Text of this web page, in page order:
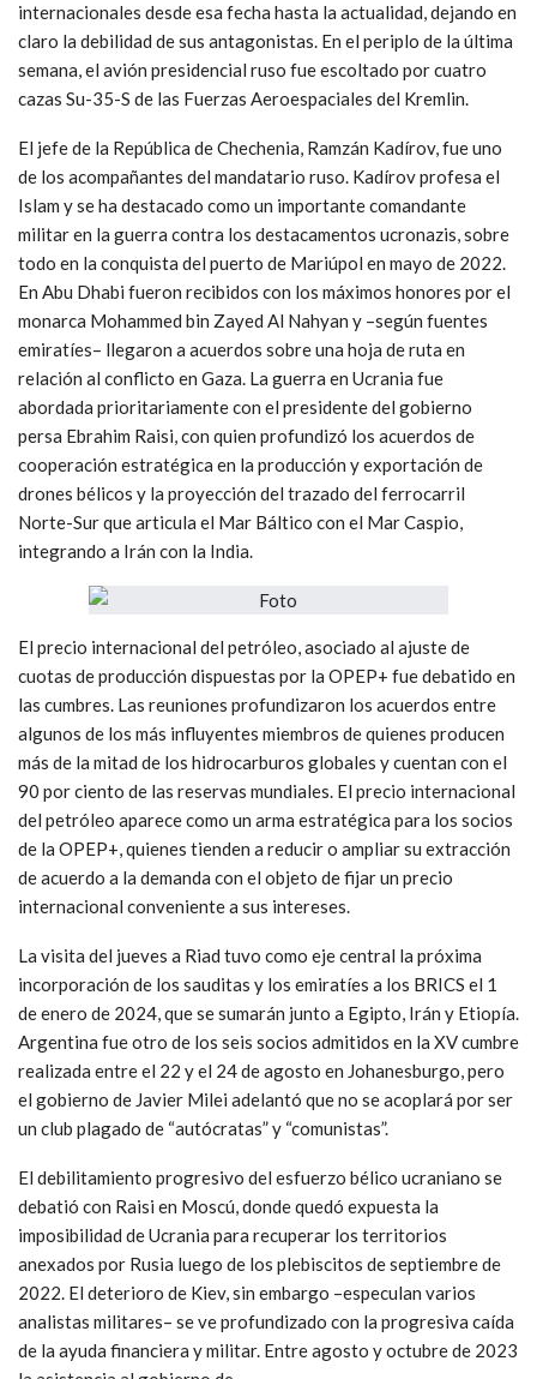
internacionales desde esa fecha hasta la actualidad, dejando en
claro la debilidad de sus antagonistas. En el periplo de la última
semana, el avión presidencial ruso fue escoltado por cuatro
cazas Su-35-S de las Fuerzas Aeroespaciales del Kremlin.
El jefe de la República de Chechenia, Ramzán Kadírov, fue uno
de los acompañantes del mandatario ruso. Kadírov profesa el
Islam y se ha destacado como un importante comandante
militar en la guerra contra los destacamentos ucronazis, sobre
todo en la conquista del puerto de Mariúpol en mayo de 2022.
En Abu Dhabi fueron recibidos con los máximos honores por el
monarca Mohammed bin Zayed Al Nahyan y –según fuentes
emiratíes– llegaron a acuerdos sobre una hoja de ruta en
relación al conflicto en Gaza. La guerra en Ucrania fue
abordada prioritariamente con el presidente del gobierno
persa Ebrahim Raisi, con quien profundizó los acuerdos de
cooperación estratégica en la producción y exportación de
drones bélicos y la proyección del trazado del ferrocarril
Norte-Sur que articula el Mar Báltico con el Mar Caspio,
integrando a Irán con la India.
El precio internacional del petróleo, asociado al ajuste de
cuotas de producción dispuestas por la OPEP+ fue debatido en
las cumbres. Las reuniones profundizaron los acuerdos entre
algunos de los más influyentes miembros de quienes producen
más de la mitad de los hidrocarburos globales y cuentan con el
90 por ciento de las reservas mundiales. El precio internacional
del petróleo aparece como un arma estratégica para los socios
de la OPEP+, quienes tienden a reducir o ampliar su extracción
de acuerdo a la demanda con el objeto de fijar un precio
internacional conveniente a sus intereses.
La visita del jueves a Riad tuvo como eje central la próxima
incorporación de los sauditas y los emiratíes a los BRICS el 1
de enero de 2024, que se sumarán junto a Egipto, Irán y Etiopía.
Argentina fue otro de los seis socios admitidos en la XV cumbre
realizada entre el 22 y el 24 de agosto en Johanesburgo, pero
el gobierno de Javier Milei adelantó que no se acoplará por ser
un club plagado de “autócratas” y “comunistas”.
El debilitamiento progresivo del esfuerzo bélico ucraniano se
debatió con Raisi en Moscú, donde quedó expuesta la
imposibilidad de Ucrania para recuperar los territorios
anexados por Rusia luego de los plebiscitos de septiembre de
2022. El deterioro de Kiev, sin embargo –especulan varios
analistas militares– se ve profundizado con la progresiva caída
de la ayuda financiera y militar. Entre agosto y octubre de 2023